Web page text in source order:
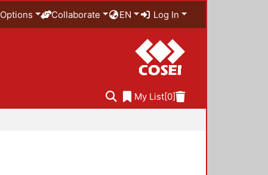
Options Collaborate EN Log In
My List[0]